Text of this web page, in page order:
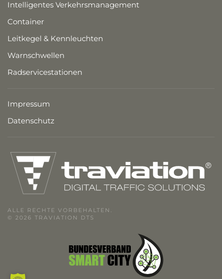
Intelligentes Verkehrsmanagement
Container
Leitkegel & Kennleuchten
Warnschwellen
Radservicestationen
Impressum
Datenschutz
ALLE RECHTE VORBEHALTEN.
© 2026 TRAVIATION DTS